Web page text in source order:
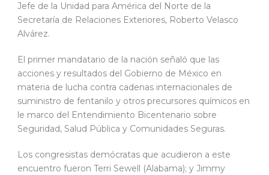
Jefe de la Unidad para América del Norte de la
Secretaría de Relaciones Exteriores, Roberto Velasco
Alvárez.
El primer mandatario de la nación señaló que las
acciones y resultados del Gobierno de México en
materia de lucha contra cadenas internacionales de
suministro de fentanilo y otros precursores químicos en
le marco del Entendimiento Bicentenario sobre
Seguridad, Salud Pública y Comunidades Seguras.
Los congresistas demócratas que acudieron a este
encuentro fueron Terri Sewell (Alabama); y Jimmy